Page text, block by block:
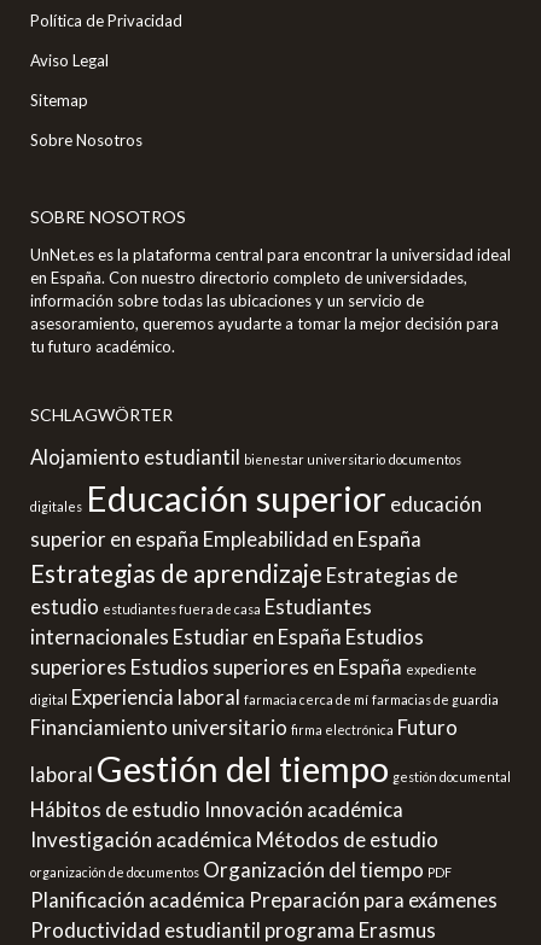
Política de Privacidad
Aviso Legal
Sitemap
Sobre Nosotros
SOBRE NOSOTROS
UnNet.es es la plataforma central para encontrar la universidad ideal
en España. Con nuestro directorio completo de universidades,
información sobre todas las ubicaciones y un servicio de
asesoramiento, queremos ayudarte a tomar la mejor decisión para
tu futuro académico.
SCHLAGWÖRTER
Alojamiento estudiantil bienestar universitario documentos
digitales Educación superior educación
superior en españa Empleabilidad en España
Estrategias de aprendizaje Estrategias de
estudio estudiantes fuera de casa Estudiantes
internacionales Estudiar en España Estudios
superiores Estudios superiores en España expediente
digital Experiencia laboral farmacia cerca de mí farmacias de guardia
Financiamiento universitario firma electrónica Futuro
laboral Gestión del tiempo gestión documental
Hábitos de estudio Innovación académica
Investigación académica Métodos de estudio
organización de documentos Organización del tiempo PDF
Planificación académica Preparación para exámenes
Productividad estudiantil programa Erasmus